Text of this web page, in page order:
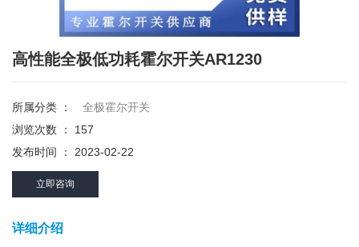
高性能全极低功耗霍尔开关AR1230
所属分类 ：
全极霍尔开关
浏览次数 ： 157
发布时间 ： 2023-02-22
立即咨询
详细介绍